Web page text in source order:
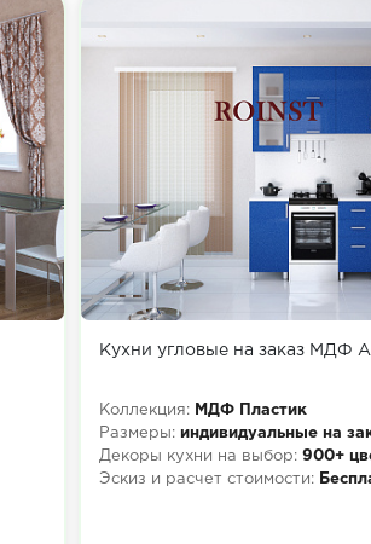
Кухни угловые на заказ МДФ
Коллекция:
МДФ Пластик
Размеры: индивидуальные на
Декоры кухни на выбор: 900+
Эскиз и расчет стоимости: